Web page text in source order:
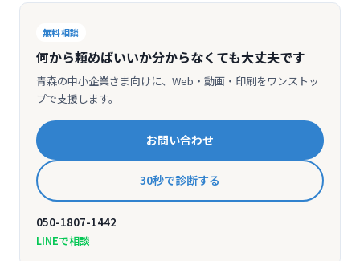
無料相談
何から頼めばいいか分からなくても大丈夫です
青森の中小企業さま向けに、Web・動画・印刷をワンストッ
プで支援します。
お問い合わせ
30秒で診断する
050-1807-1442
LINEで相談